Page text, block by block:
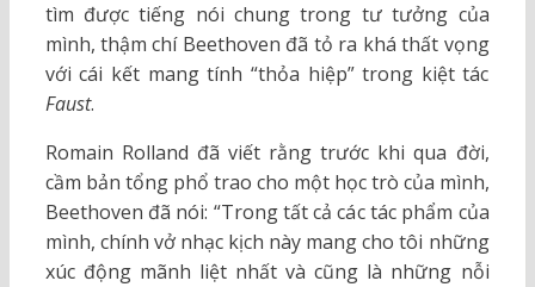
tìm được tiếng nói chung trong tư tưởng của
mình, thậm chí Beethoven đã tỏ ra khá thất vọng
với cái kết mang tính “thỏa hiệp” trong kiệt tác
Faust.
Romain Rolland đã viết rằng trước khi qua đời,
cầm bản tổng phổ trao cho một học trò của mình,
Beethoven đã nói: “Trong tất cả các tác phẩm của
mình, chính vở nhạc kịch này mang cho tôi những
xúc động mãnh liệt nhất và cũng là những nỗi